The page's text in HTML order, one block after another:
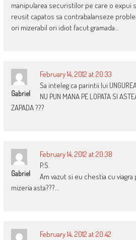
manipularea securistilor pe care o expui
reusit capatos sa contrabalanseze
ori mizerabil ori idiot facut gramada…
Gabriel
February 14, 2012 at 20:33
Sa inteleg ca parintii lui
NU PUN MANA PE LOPATA SI
ZAPADA ???
Gabriel
February 14, 2012 at 20:38
P.S.
Am vazut si eu chestia cu
mizeria asta???…
February 14, 2012 at 20:42